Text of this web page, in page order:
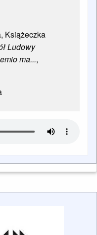
Książeczka
Ludowy
ma...,